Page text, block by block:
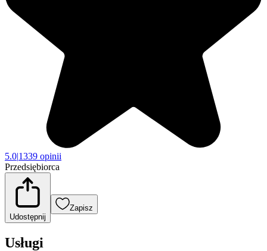
5.0|1339 opinii
Przedsiębiorca
Udostępnij
Zapisz
Usługi